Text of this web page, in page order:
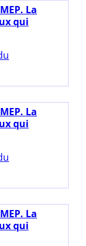
La
qui
La
qui
La
qui